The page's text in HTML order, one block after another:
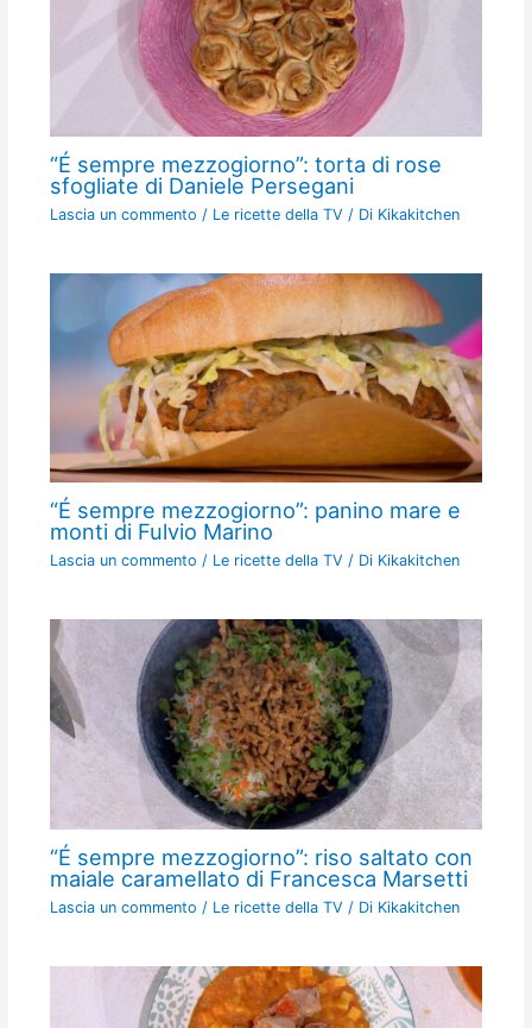
“É sempre mezzogiorno”: torta di rose
sfogliate di Daniele Persegani
Lascia un commento / Le ricette della TV / Di Kikakitchen
“É sempre mezzogiorno”: panino mare e
monti di Fulvio Marino
Lascia un commento / Le ricette della TV / Di Kikakitchen
“É sempre mezzogiorno”: riso saltato con
maiale caramellato di Francesca Marsetti
Lascia un commento / Le ricette della TV / Di Kikakitchen